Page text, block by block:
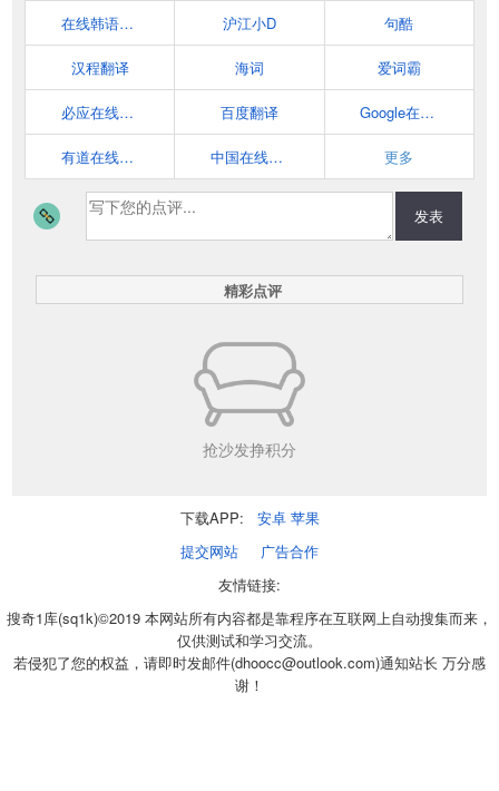
在线韩语翻译 沪江小D 句酷
汉程翻译 海词 爱词霸
必应在线翻译 百度翻译 Google在线翻译
有道在线翻译 中国在线翻译网 更多
发表
精彩点评
抢沙发挣积分
下载APP: 安卓 苹果
提交网站
广告合作
友情链接:
搜奇1库(sq1k)©2019 本网站所有内容都是靠程序在互联网上自动搜集而来，
仅供测试和学习交流。
若侵犯了您的权益，请即时发邮件(dhoocc@outlook.com)通知站长 万分感
谢！